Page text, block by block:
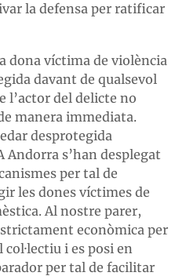
la defensa per ratificar
dona víctima de violència
davant de qualsevol
l’actor del delicte no
manera immediata.
desprotegida
s’han desplegat
per tal de
les dones víctimes de
Al nostre parer,
econòmica per
i es posi en
per tal de facilitar